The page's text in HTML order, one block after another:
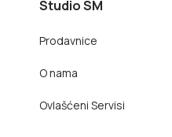
Studio SM
Prodavnice
O nama
Ovlašćeni Servisi